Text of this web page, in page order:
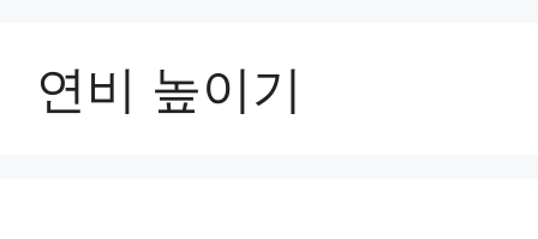
연비 높이기